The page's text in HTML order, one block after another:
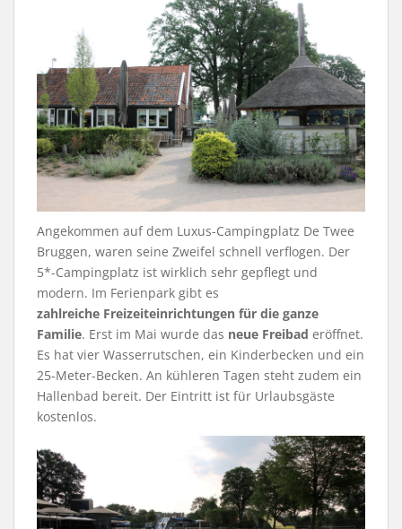
Angekommen auf dem Luxus-Campingplatz De Twee
Bruggen, waren seine Zweifel schnell verflogen. Der
5*-Campingplatz ist wirklich sehr gepflegt und
modern. Im Ferienpark gibt es
zahlreiche Freizeiteinrichtungen für die ganze
Familie. Erst im Mai wurde das neue Freibad eröffnet.
Es hat vier Wasserrutschen, ein Kinderbecken und ein
25-Meter-Becken. An kühleren Tagen steht zudem ein
Hallenbad bereit. Der Eintritt ist für Urlaubsgäste
kostenlos.